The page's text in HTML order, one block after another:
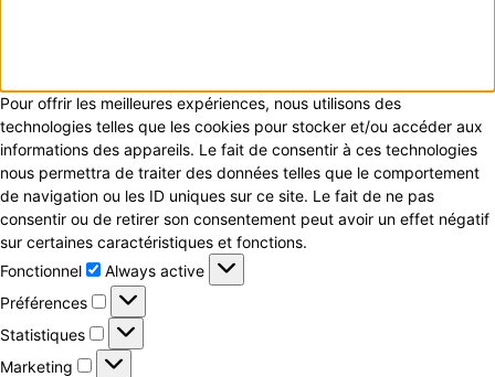
Pour offrir les meilleures expériences, nous utilisons des
technologies telles que les cookies pour stocker et/ou accéder aux
informations des appareils. Le fait de consentir à ces technologies
nous permettra de traiter des données telles que le comportement
de navigation ou les ID uniques sur ce site. Le fait de ne pas
consentir ou de retirer son consentement peut avoir un effet négatif
sur certaines caractéristiques et fonctions.
Fonctionnel
Fonctionnel
Always active
Préférences
Préférences
Statistiques
Statistiques
Marketing
Marketing